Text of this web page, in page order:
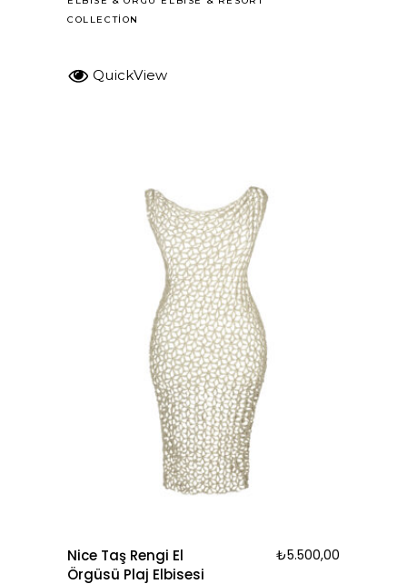
COLLECTION
QuickView
Nice Taş Rengi El
Örgüsü Plaj Elbisesi
₺5.500,00